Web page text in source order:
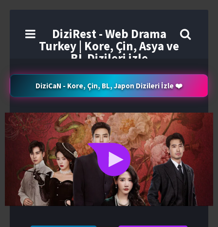
DiziRest - Web Drama
Turkey | Kore, Çin, Asya ve
BL Dizileri izle
DiziCaN - Kore, Çin, BL, Japon Dizileri İzle ❤️